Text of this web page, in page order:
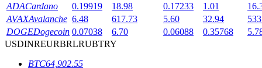
鎖倉BTR
輕鬆獲得多重福利
ADACardano 0.19919 18.98 0.17233 1.01
AVAXAvalanche 6.48 617.73 5.60 32.94
DOGEDogecoin 0.07038 6.70 0.06088 0.35768
USDINREURBRLRUBTRY
BTC64,902.55